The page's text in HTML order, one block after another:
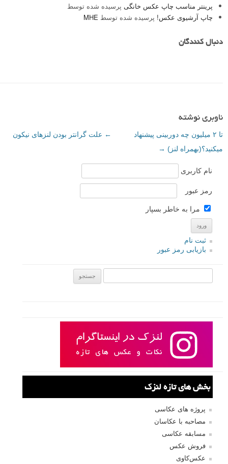
پرینتر مناسب چاپ عکس خانگی پرسیده شده توسط
چاپ آرشیوی عکس! پرسیده شده توسط MHE
دنبال کنندگان
ناوبری نوشته
← علت گرانتر بودن لنزهای نیکون
تا ۲ میلیون چه دوربینی پیشنهاد
میکنید؟(بهمراه لنز) →
نام کاربری
رمز عبور
مرا به خاطر بسپار
ثبت نام
بازیابی رمز عبور
بخش های تازه لنزک
پروژه های عکاسی
مصاحبه با عکاسان
مسابقه عکاسی
فروش عکس
عکس‌کاوی